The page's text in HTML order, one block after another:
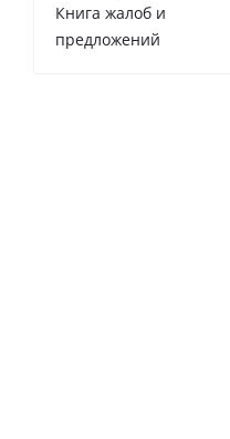
Книга жалоб и
предложений